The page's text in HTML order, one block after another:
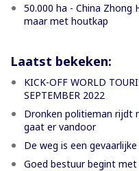
50.000 ha - China Zhong
maar met houtkap
Laatst bekeken:
KICK-OFF WORLD
SEPTEMBER 2022
Dronken politieman rijdt
gaat er vandoor
De weg is een
Goed bestuur begint